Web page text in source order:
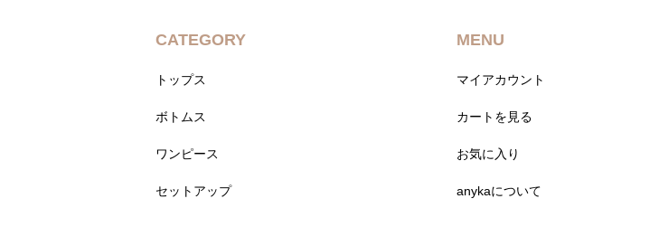
CATEGORY
トップス
ボトムス
ワンピース
セットアップ
MENU
マイアカウント
カートを見る
お気に入り
anykaについて